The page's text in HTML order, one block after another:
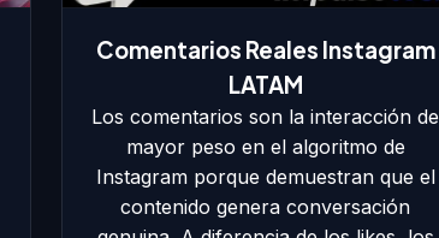
Comentarios Reales Instagram
LATAM
Los comentarios son la interacción de
mayor peso en el algoritmo de
Instagram porque demuestran que el
contenido genera conversación